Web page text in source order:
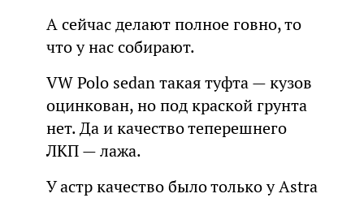
А сейчас делают полное говно, то
что у нас собирают.
VW Polo sedan такая туфта — кузов
оцинкован, но под краской грунта
нет. Да и качество теперешнего
ЛКП — лажа.
У астр качество было только у Astra